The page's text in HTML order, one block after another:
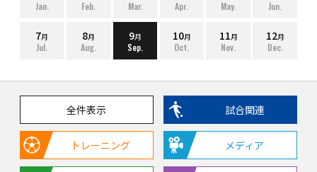
Jan. Feb. Mar. Apr. May. Jun.
7月
Jul.
8月
Aug.
9月
Sep.
10月
Oct.
11月
Nov.
12月
Dec.
全件表示 試合関連
トレーニング メディア